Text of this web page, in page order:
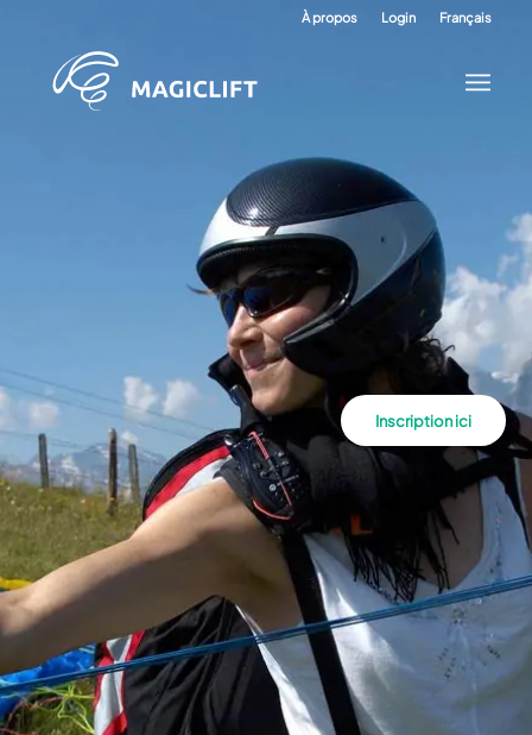
À propos Login Français
Inscription ici